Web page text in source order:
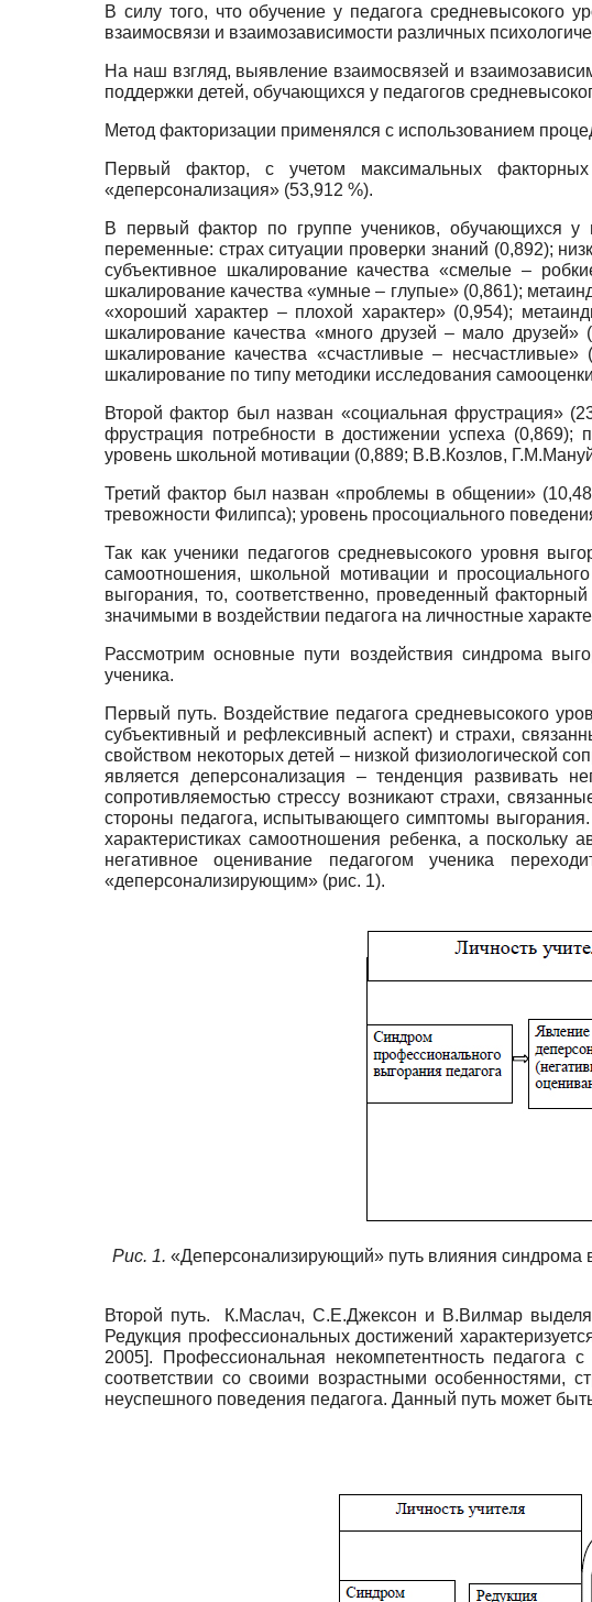
В силу того, что обучение у педагога средневысокого
взаимосвязи и взаимозависимости различных
На наш взгляд, выявление взаимосвязей и
поддержки детей, обучающихся у педагогов
Метод факторизации применялся с использованием
Первый фактор, с учетом максимальных
«деперсонализация» (53,912 %).
В первый фактор по группе учеников, обучающихся у
переменные: страх ситуации проверки знаний (0,892);
субъективное шкалирование качества «смелые –
шкалирование качества «умные – глупые» (0,861);
«хороший характер – плохой характер» (0,954);
шкалирование качества «много друзей – мало
шкалирование качества «счастливые –
шкалирование по типу методики исследования
Второй фактор был назван «социальная фрустрация»
фрустрация потребности в достижении успеха
уровень школьной мотивации (0,889; В.В.Козлов,
Третий фактор был назван «проблемы в общении»
тревожности Филипса); уровень просоциального
Так как ученики педагогов средневысокого уровня
самоотношения, школьной мотивации и
выгорания, то, соответственно, проведенный
значимыми в воздействии педагога на личностные
Рассмотрим основные пути воздействия синдрома
ученика.
Первый путь. Воздействие педагога средневысокого
субъективный и рефлексивный аспект) и страхи,
свойством некоторых детей – низкой физиологической
является деперсонализация – тенденция развивать
сопротивляемостью стрессу возникают страхи,
стороны педагога, испытывающего симптомы
характеристиках самоотношения ребенка, а поскольку
негативное оценивание педагогом ученика
«деперсонализирующим» (рис. 1).
Рис. 1. «Деперсонализирующий» путь влияния синдрома
Второй путь. К.Маслач, С.Е.Джексон и В.Вилмар
Редукция профессиональных достижений
2005]. Профессиональная некомпетентность
соответствии со своими возрастными особенностями,
неуспешного поведения педагога. Данный путь может